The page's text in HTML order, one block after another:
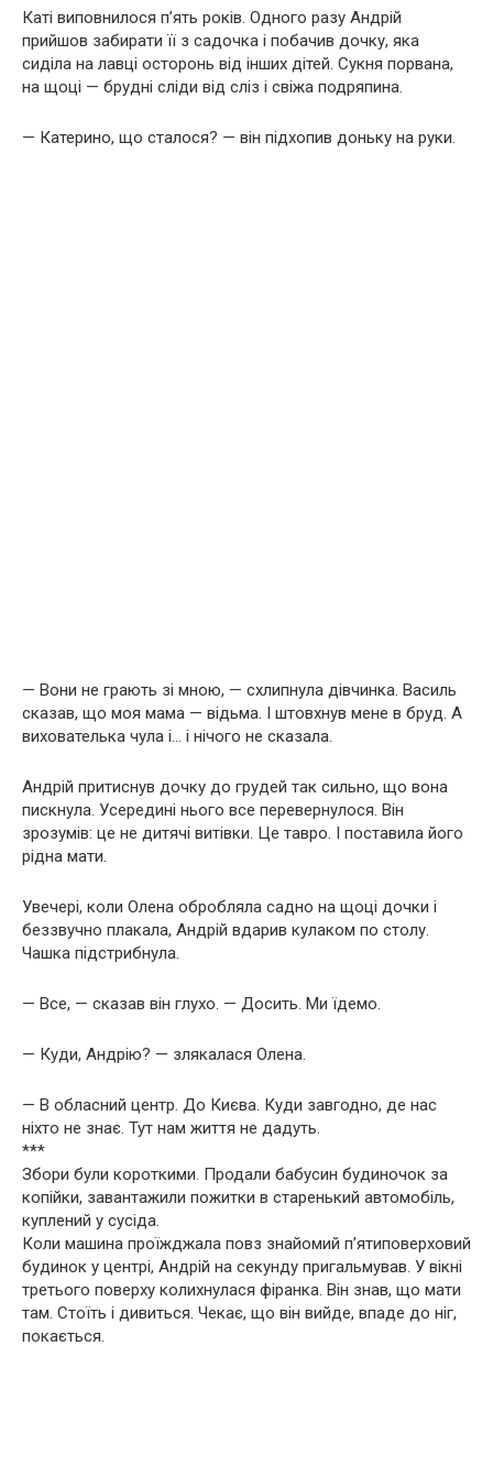
Каті виповнилося п’ять років. Одного разу Андрій
прийшов забирати її з садочка і побачив дочку, яка
сиділа на лавці осторонь від інших дітей. Сукня порвана,
на щоці — брудні сліди від сліз і свіжа подряпина.
— Катерино, що сталося? — він підхопив доньку на руки.
— Вони не грають зі мною, — схлипнула дівчинка. Василь
сказав, що моя мама — відьма. І штовхнув мене в бруд. А
вихователька чула і… і нічого не сказала.
Андрій притиснув дочку до грудей так сильно, що вона
пискнула. Усередині нього все перевернулося. Він
зрозумів: це не дитячі витівки. Це тавро. І поставила його
рідна мати.
Увечері, коли Олена обробляла садно на щоці дочки і
беззвучно плакала, Андрій вдарив кулаком по столу.
Чашка підстрибнула.
— Все, — сказав він глухо. — Досить. Ми їдемо.
— Куди, Андрію? — злякалася Олена.
— В обласний центр. До Києва. Куди завгодно, де нас
ніхто не знає. Тут нам життя не дадуть.
***
Збори були короткими. Продали бабусин будиночок за
копійки, завантажили пожитки в старенький автомобіль,
куплений у сусіда.
Коли машина проїжджала повз знайомий п’ятиповерховий
будинок у центрі, Андрій на секунду пригальмував. У вікні
третього поверху колихнулася фіранка. Він знав, що мати
там. Стоїть і дивиться. Чекає, що він вийде, впаде до ніг,
покається.